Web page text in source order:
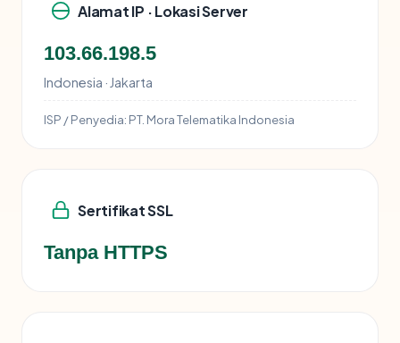
Alamat IP · Lokasi Server
103.66.198.5
Indonesia · Jakarta
ISP / Penyedia: PT. Mora Telematika Indonesia
Sertifikat SSL
Tanpa HTTPS